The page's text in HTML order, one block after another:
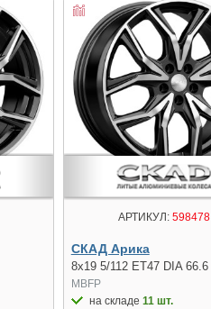
АРТИКУЛ:598478
СКАД Арика
8x19 5/112 ET47 DIA 66.6
MBFP
на складе 11 шт.